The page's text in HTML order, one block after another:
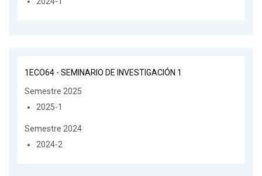
1ECO64 - SEMINARIO DE INVESTIGACIÓN 1
Semestre 2025
2025-1
Semestre 2024
2024-2